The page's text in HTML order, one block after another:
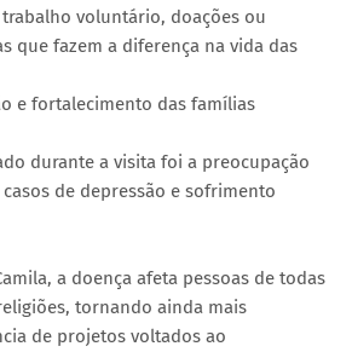
voluntário, doações ou
que fazem a diferença na vida das
e fortalecimento das famílias
durante a visita foi a preocupação
de depressão e sofrimento
a doença afeta pessoas de todas
tornando ainda mais
de projetos voltados ao